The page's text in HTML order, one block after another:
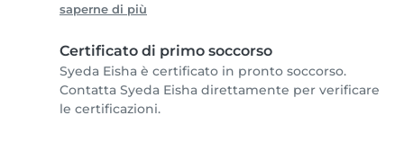
saperne di più
Certificato di primo soccorso
Syeda Eisha è certificato in pronto soccorso.
Contatta Syeda Eisha direttamente per verificare
le certificazioni.